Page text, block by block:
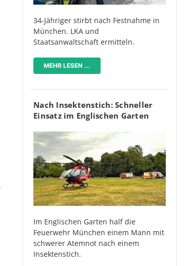
34-Jähriger stirbt nach Festnahme in
München. LKA und
Staatsanwaltschaft ermitteln.
MEHR LESEN ...
Nach Insektenstich: Schneller
Einsatz im Englischen Garten
Im Englischen Garten half die
Feuerwehr München einem Mann mit
schwerer Atemnot nach einem
Insektenstich.